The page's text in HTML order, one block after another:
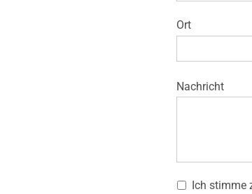
Ort
Nachricht
Ich stimme